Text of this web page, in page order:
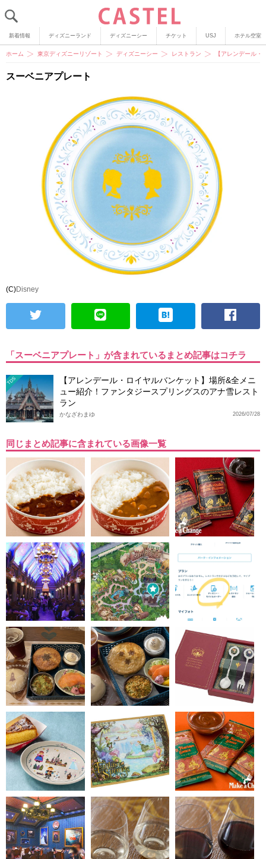
新着情報 ディズニーランド ディズニーシー チケット USJ ホテル空室
ホーム 東京ディズニーリゾート ディズニーシー レストラン 【アレンデール
スーベニアプレート
(C)Disney
「スーベニアプレート」が含まれているまとめ記事はコチラ
TDS
【アレンデール・ロイヤルバンケット】場所&全メニ
ュー紹介！ファンタジースプリングスのアナ雪レスト
ラン
2026/07/28
かなざわまゆ
同じまとめ記事に含まれている画像一覧